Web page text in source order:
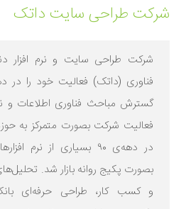
شرکت طراحی سایت داتک
شرکت طراحی سایت و نرم افزار
در دهه‌ی 90 بسیاری از
بصورت پکیج روانه بازار شد.
و کسب کار، طراحی حرفه‌ای